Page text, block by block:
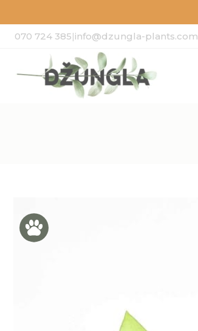
070 724 385|info@dzungla-plants.com